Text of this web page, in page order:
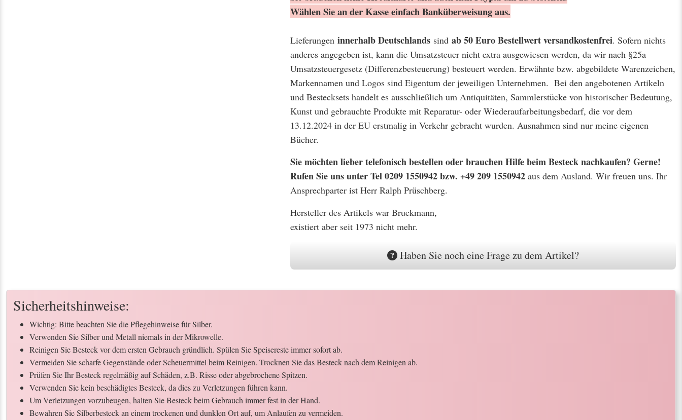
Wählen Sie an der Kasse einfach Banküberweisung aus.
Lieferungen innerhalb Deutschlands sind ab 50 Euro Bestellwertversandkostenfrei. Sofern nichts
anderes angegeben ist, kann die Umsatzsteuer nicht extra ausgewiesen werden, da wir nach §25a
Umsatzsteuergesetz (Differenzbesteuerung) besteuert werden. Erwähnte bzw. abgebildete Warenzeichen,
Markennamen und Logos sind Eigentum der jeweiligen Unternehmen. Bei den angebotenen Artikeln
und Bestecksets handelt es ausschließlich um Antiquitäten, Sammlerstücke von historischer Bedeutung,
Kunst und gebrauchte Produkte mit Reparatur- oder Wiederaufarbeitungsbedarf, die vor dem
13.12.2024 in der EU erstmalig in Verkehr gebracht wurden. Ausnahmen sind nur meine eigenen
Bücher.
Sie möchten lieber telefonisch bestellen oder brauchen Hilfe beim Besteck nachkaufen? Gerne!
Rufen Sie uns unter Tel 0209 1550942 bzw. +49 209 1550942 aus dem Ausland. Wir freuen uns. Ihr
Ansprechparter ist Herr Ralph Prüschberg.
Hersteller des Artikels war Bruckmann,
existiert aber seit 1973 nicht mehr.
Haben Sie noch eine Frage zu dem Artikel?
Sicherheitshinweise:
Wichtig: Bitte beachten Sie die Pflegehinweise für Silber.
Verwenden Sie Silber und Metall niemals in der Mikrowelle.
Reinigen Sie Besteck vor dem ersten Gebrauch gründlich. Spülen Sie Speisereste immer sofort ab.
Vermeiden Sie scharfe Gegenstände oder Scheuermittel beim Reinigen. Trocknen Sie das Besteck nach dem Reinigen ab.
Prüfen Sie Ihr Besteck regelmäßig auf Schäden, z.B. Risse oder abgebrochene Spitzen.
Verwenden Sie kein beschädigtes Besteck, da dies zu Verletzungen führen kann.
Um Verletzungen vorzubeugen, halten Sie Besteck beim Gebrauch immer fest in der Hand.
Bewahren Sie Silberbesteck an einem trockenen und dunklen Ort auf, um Anlaufen zu vermeiden.